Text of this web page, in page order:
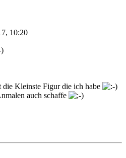
10:20
die Kleinste Figur die ich habe
auch schaffe